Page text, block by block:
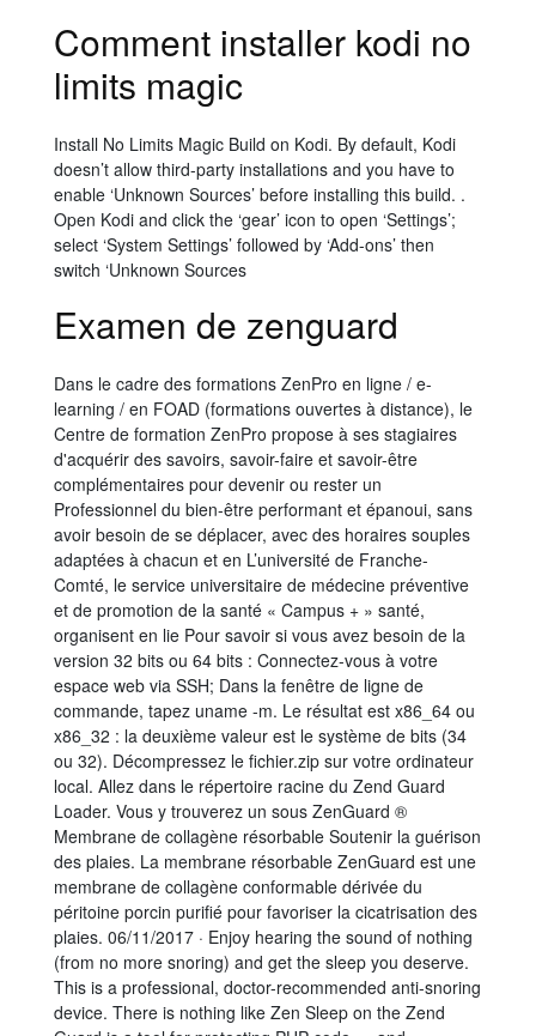
Comment installer kodi no
limits magic
Install No Limits Magic Build on Kodi. By default, Kodi
doesn’t allow third-party installations and you have to
enable ‘Unknown Sources’ before installing this build. .
Open Kodi and click the ‘gear’ icon to open ‘Settings’;
select ‘System Settings’ followed by ‘Add-ons’ then
switch ‘Unknown Sources
Examen de zenguard
Dans le cadre des formations ZenPro en ligne / e-
learning / en FOAD (formations ouvertes à distance), le
Centre de formation ZenPro propose à ses stagiaires
d'acquérir des savoirs, savoir-faire et savoir-être
complémentaires pour devenir ou rester un
Professionnel du bien-être performant et épanoui, sans
avoir besoin de se déplacer, avec des horaires souples
adaptées à chacun et en L’université de Franche-
Comté, le service universitaire de médecine préventive
et de promotion de la santé « Campus + » santé,
organisent en lie Pour savoir si vous avez besoin de la
version 32 bits ou 64 bits : Connectez-vous à votre
espace web via SSH; Dans la fenêtre de ligne de
commande, tapez uname -m. Le résultat est x86_64 ou
x86_32 : la deuxième valeur est le système de bits (34
ou 32). Décompressez le fichier.zip sur votre ordinateur
local. Allez dans le répertoire racine du Zend Guard
Loader. Vous y trouverez un sous ZenGuard ®
Membrane de collagène résorbable Soutenir la guérison
des plaies. La membrane résorbable ZenGuard est une
membrane de collagène conformable dérivée du
péritoine porcin purifié pour favoriser la cicatrisation des
plaies. 06/11/2017 · Enjoy hearing the sound of nothing
(from no more snoring) and get the sleep you deserve.
This is a professional, doctor-recommended anti-snoring
device. There is nothing like Zen Sleep on the Zend